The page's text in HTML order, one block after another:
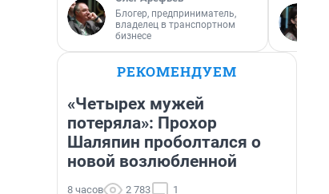
Блогер, предприниматель,
владелец в транспортном
бизнесе
РЕКОМЕНДУЕМ
«Четырех мужей
потеряла»: Прохор
Шаляпин проболтался о
новой возлюбленной
8 часов 2 783 1